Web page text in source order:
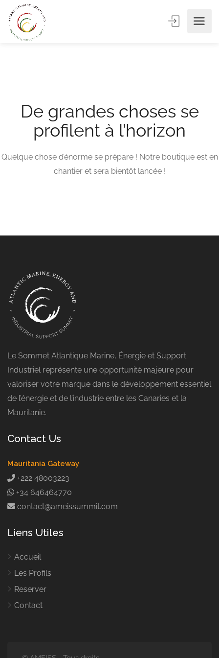
De grandes choses se
profilent à l’horizon
Quelque chose d’énorme se prépare ! Notre boutique est en
chantier et sera bientôt lancée !
Le Sommet Atlantique Marine, Énergie et Support
Industriel représente une opportunité majeure pour
valoriser votre marque dans le développement essentiel
de l’énergie et de l’industrie entre les Canaries et la
Mauritanie.
Contact Us
Mauritania Gateway
+222 48003223
+34 646464770
contact@ameissummit.com
Liens Utiles
Accueil
Les Profils
Reserver
Contact